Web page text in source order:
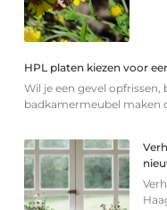
HPL platen kiezen voor
Wil je een gevel
badkamermeubel maken